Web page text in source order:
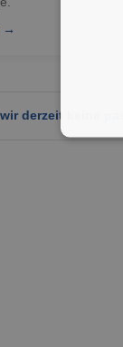
→
derzeit keine